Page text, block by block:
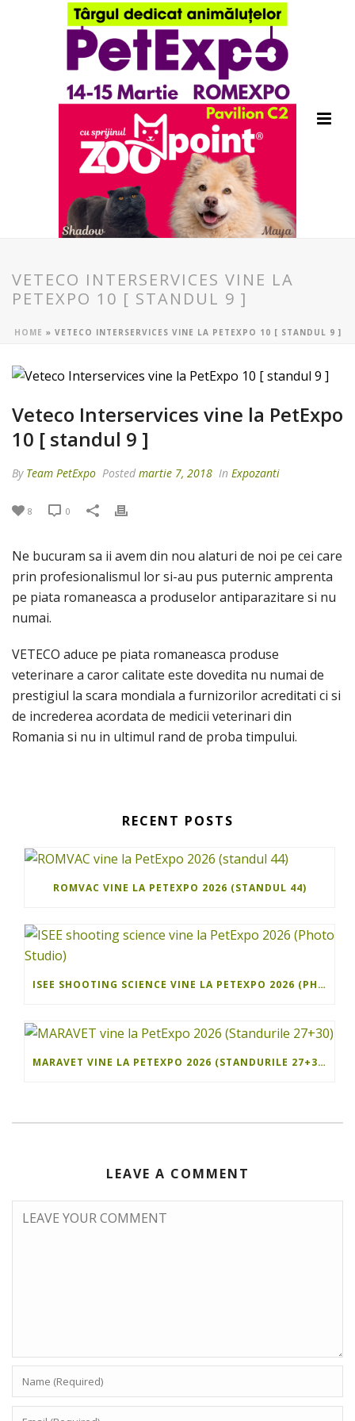
VETECO INTERSERVICES VINE LA
PETEXPO 10 [ STANDUL 9 ]
HOME » VETECO INTERSERVICES VINE LA PETEXPO 10 [ STANDUL 9 ]
Veteco Interservices vine la PetExpo
10 [ standul 9 ]
By Team PetExpo Posted martie 7, 2018 In Expozanti
8 0
Ne bucuram sa ii avem din nou alaturi de noi pe cei care
prin profesionalismul lor si-au pus puternic amprenta
pe piata romaneasca a produselor antiparazitare si nu
numai.
VETECO aduce pe piata romaneasca produse
veterinare a caror calitate este dovedita nu numai de
prestigiul la scara mondiala a furnizorilor acreditati ci si
de increderea acordata de medicii veterinari din
Romania si nu in ultimul rand de proba timpului.
RECENT POSTS
ROMVAC VINE LA PETEXPO 2026 (STANDUL 44)
ISEE SHOOTING SCIENCE VINE LA PETEXPO 2026 (PHOTO STUDIO)
MARAVET VINE LA PETEXPO 2026 (STANDURILE 27+30)
LEAVE A COMMENT